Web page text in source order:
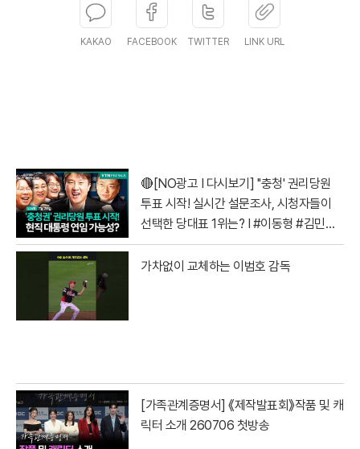
KAKAO FACEBOOK TWITTER LINK URL
🔴[NO광고 I 다시보기] ''충청' 권리당원
투표 시작! 실시간 설문조사, 시청자들이
선택한 당대표 1위는? I #이동형 #김민석
#정청래 #전당대회
가차없이 교체하는 이범호 감독
[가족관계증명서] 《제작발표회》작품 및 캐
릭터 소개 260706 첫방송